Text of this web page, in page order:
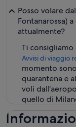
Posso volare
Fontanarossa)
attualmente?
Ti
Avvisi di viaggio
momento
quarantena e
voli
quello di